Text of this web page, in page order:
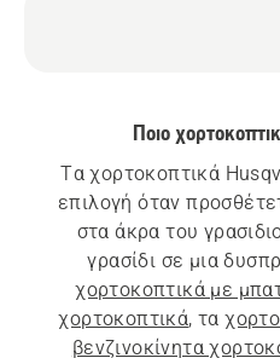
Ποιο
Τα χορτοκοπτικά
επιλογή όταν
στα άκρα του
χορτοκοπτικά με
χορτοκοπτικά, τα
βενζινοκίνητα